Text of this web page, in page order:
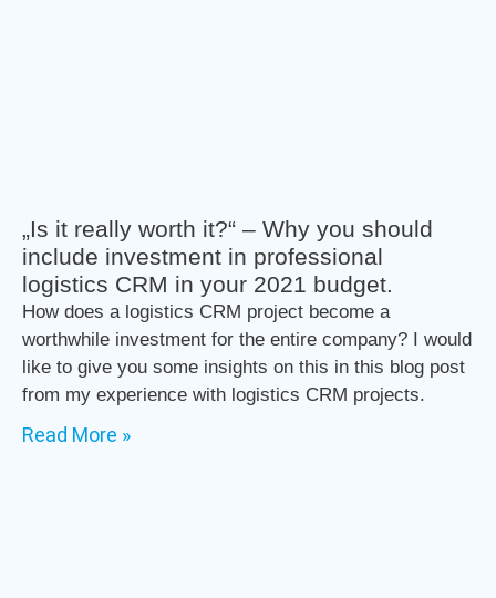
„Is it really worth it?“ – Why you should
include investment in professional
logistics CRM in your 2021 budget.
How does a logistics CRM project become a
worthwhile investment for the entire company? I would
like to give you some insights on this in this blog post
from my experience with logistics CRM projects.
Read More »